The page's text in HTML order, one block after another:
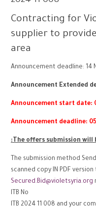
Contracting for
supplier to
area
Announcement Extended
Announcement start date:
Announcement deadline:
The offers submission will
The submission method
scanned copy IN PDF
Secured.Bid@violetsyria.org
ITB No
ITB 2024 11 008 and your